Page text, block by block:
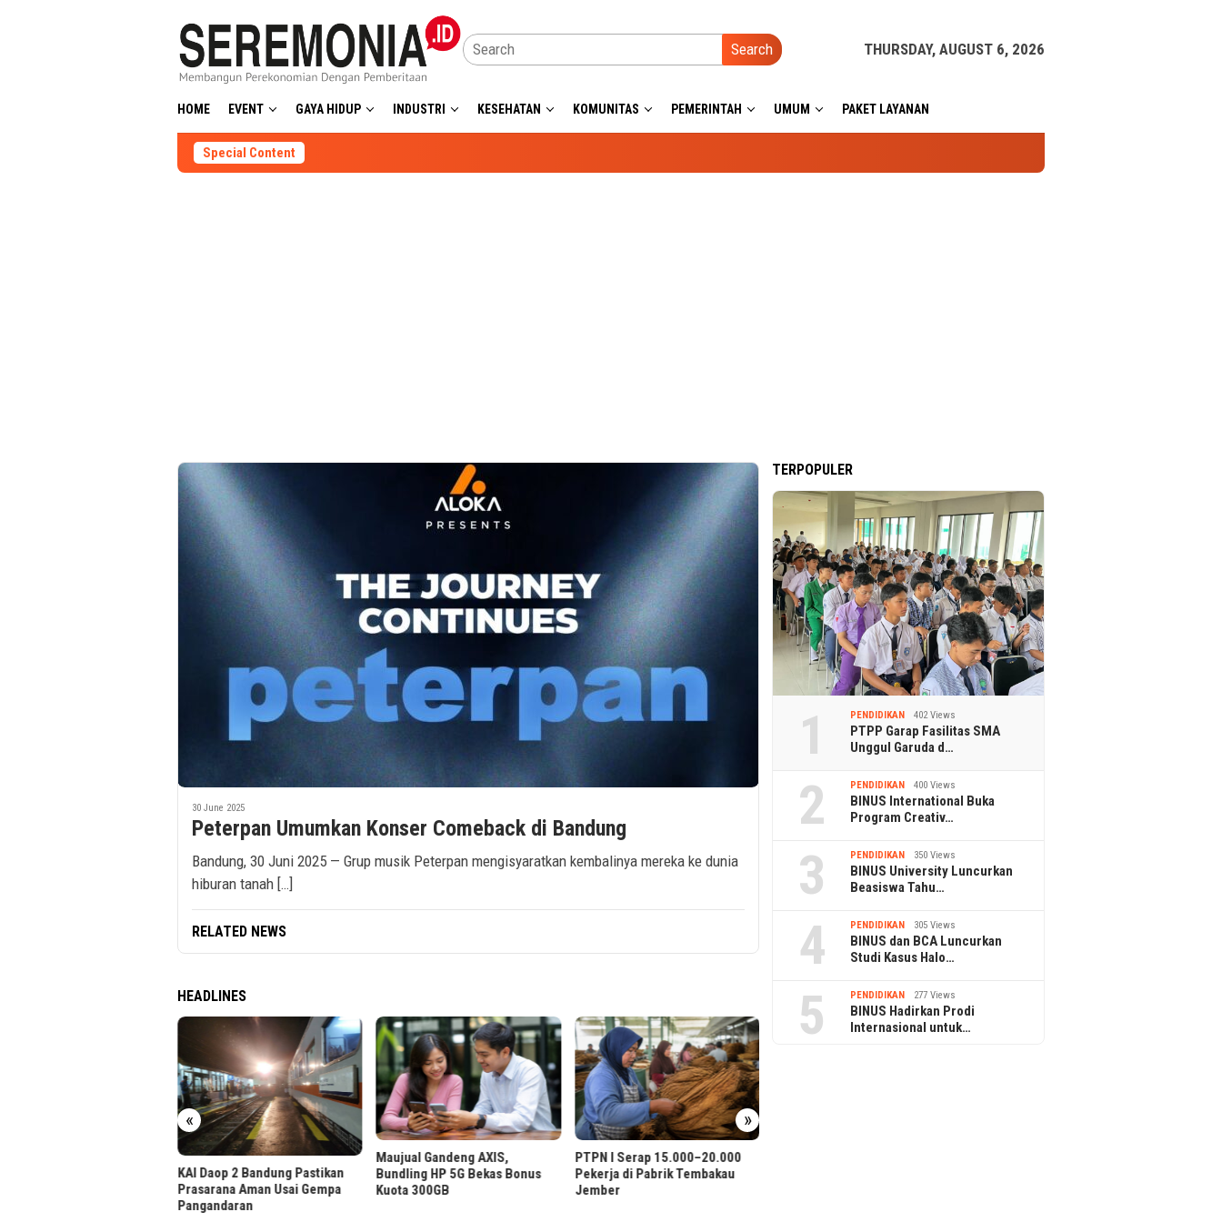
Search THURSDAY, AUGUST 6, 2026
HOME EVENT GAYA HIDUP INDUSTRI KESEHATAN KOMUNITAS PEMERINTAH UMUM PAKET LAYANAN
Special Content
30 June 2025
Peterpan Umumkan Konser Comeback di Bandung
Bandung, 30 Juni 2025 — Grup musik Peterpan mengisyaratkan kembalinya mereka ke dunia
hiburan tanah […]
RELATED NEWS
HEADLINES
« »
KAI Daop 2 Bandung Pastikan
Prasarana Aman Usai Gempa
Pangandaran
Maujual Gandeng AXIS,
Bundling HP 5G Bekas Bonus
Kuota 300GB
PTPN I Serap 15.000–20.000
Pekerja di Pabrik Tembakau
Jember
TERPOPULER
1 PENDIDIKAN 402 Views
PTPP Garap Fasilitas SMA
Unggul Garuda d…
2 PENDIDIKAN 400 Views
BINUS International Buka
Program Creativ…
3 PENDIDIKAN 350 Views
BINUS University Luncurkan
Beasiswa Tahu…
4 PENDIDIKAN 305 Views
BINUS dan BCA Luncurkan
Studi Kasus Halo…
5 PENDIDIKAN 277 Views
BINUS Hadirkan Prodi
Internasional untuk…